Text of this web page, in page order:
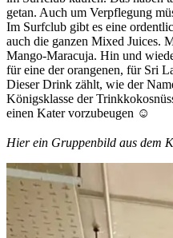
getan. Auch um Verpflegung
Im Surfclub gibt es eine
auch die ganzen Mixed Juices.
Mango-Maracuja. Hin und
für eine der orangenen, für Sri
Dieser Drink zählt, wie der
Königsklasse der
einen Kater vorzubeugen ☺
Hier ein Gruppenbild aus dem